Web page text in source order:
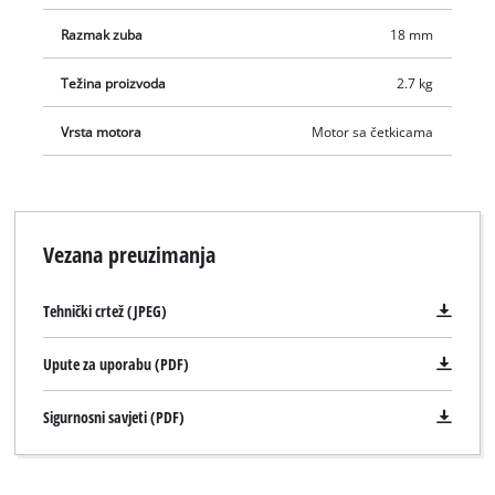
X-Change baterija.
Razmak zuba 18 mm
Težina proizvoda 2.7 kg
Vrsta motora Motor sa četkicama
Vezana preuzimanja
Tehnički crtež (JPEG)
Upute za uporabu (PDF)
Sigurnosni savjeti (PDF)